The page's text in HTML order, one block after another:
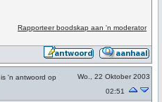
Rapporteer boodskap aan 'n moderator
is 'n antwoord op
Wo., 22 Oktober 2003
02:51